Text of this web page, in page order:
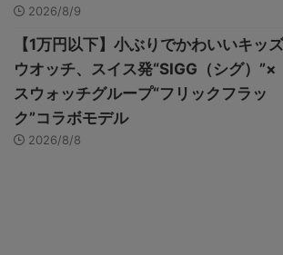
2026/8/9
【1万円以下】小ぶりでかわいいキッズ
ウオッチ、スイス発“SIGG（シグ）”×
スウォッチグループ“フリックフラッ
ク”コラボモデル
2026/8/8